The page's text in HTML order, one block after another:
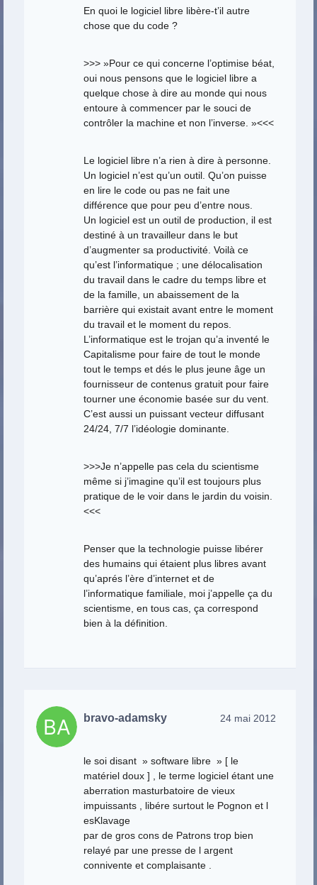
En quoi le logiciel libre libère-t’il autre
chose que du code ?
>>> »Pour ce qui concerne l’optimise béat,
oui nous pensons que le logiciel libre a
quelque chose à dire au monde qui nous
entoure à commencer par le souci de
contrôler la machine et non l’inverse. »<<<
Le logiciel libre n’a rien à dire à personne.
Un logiciel n’est qu’un outil. Qu’on puisse
en lire le code ou pas ne fait une
différence que pour peu d’entre nous.
Un logiciel est un outil de production, il est
destiné à un travailleur dans le but
d’augmenter sa productivité. Voilà ce
qu’est l’informatique ; une délocalisation
du travail dans le cadre du temps libre et
de la famille, un abaissement de la
barrière qui existait avant entre le moment
du travail et le moment du repos.
L’informatique est le trojan qu’a inventé le
Capitalisme pour faire de tout le monde
tout le temps et dés le plus jeune âge un
fournisseur de contenus gratuit pour faire
tourner une économie basée sur du vent.
C’est aussi un puissant vecteur diffusant
24/24, 7/7 l’idéologie dominante.
>>>Je n’appelle pas cela du scientisme
même si j’imagine qu’il est toujours plus
pratique de le voir dans le jardin du voisin.
<<<
Penser que la technologie puisse libérer
des humains qui étaient plus libres avant
qu’aprés l’ère d’internet et de
l’informatique familiale, moi j’appelle ça du
scientisme, en tous cas, ça correspond
bien à la définition.
bravo-adamsky 24 mai 2012
le soi disant » software libre » [ le
matériel doux ] , le terme logiciel étant une
aberration masturbatoire de vieux
impuissants , libére surtout le Pognon et l
esKlavage
par de gros cons de Patrons trop bien
relayé par une presse de l argent
connivente et complaisante .